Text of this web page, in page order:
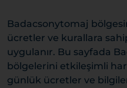
Badacsonytomaj
ücretler ve kurallara
uygulanır. Bu sayfada
bölgelerini etkileşimli
günlük ücretler ve